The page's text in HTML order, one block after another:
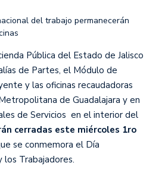
del trabajo permanecerán
Pública del Estado de Jalisco
de Partes, el Módulo de
y las oficinas recaudadoras
de Guadalajara y en
de Servicios en el interior del
cerradas este miércoles 1ro
se conmemora el Día
los Trabajadores.